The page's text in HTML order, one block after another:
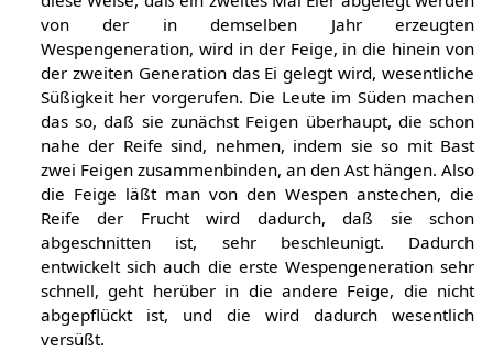
von der in demselben Jahr erzeugten
Wespengeneration, wird in der Feige, in die hinein von
der zweiten Generation das Ei gelegt wird, wesentliche
Süßigkeit her vorgerufen. Die Leute im Süden machen
das so, daß sie zunächst Feigen überhaupt, die schon
nahe der Reife sind, nehmen, indem sie so mit Bast
zwei Feigen zusammenbinden, an den Ast hängen. Also
die Feige läßt man von den Wespen anstechen, die
Reife der Frucht wird dadurch, daß sie schon
abgeschnitten ist, sehr beschleunigt. Dadurch
entwickelt sich auch die erste Wespengeneration sehr
schnell, geht herüber in die andere Feige, die nicht
abgepflückt ist, und die wird dadurch wesentlich
versüßt.